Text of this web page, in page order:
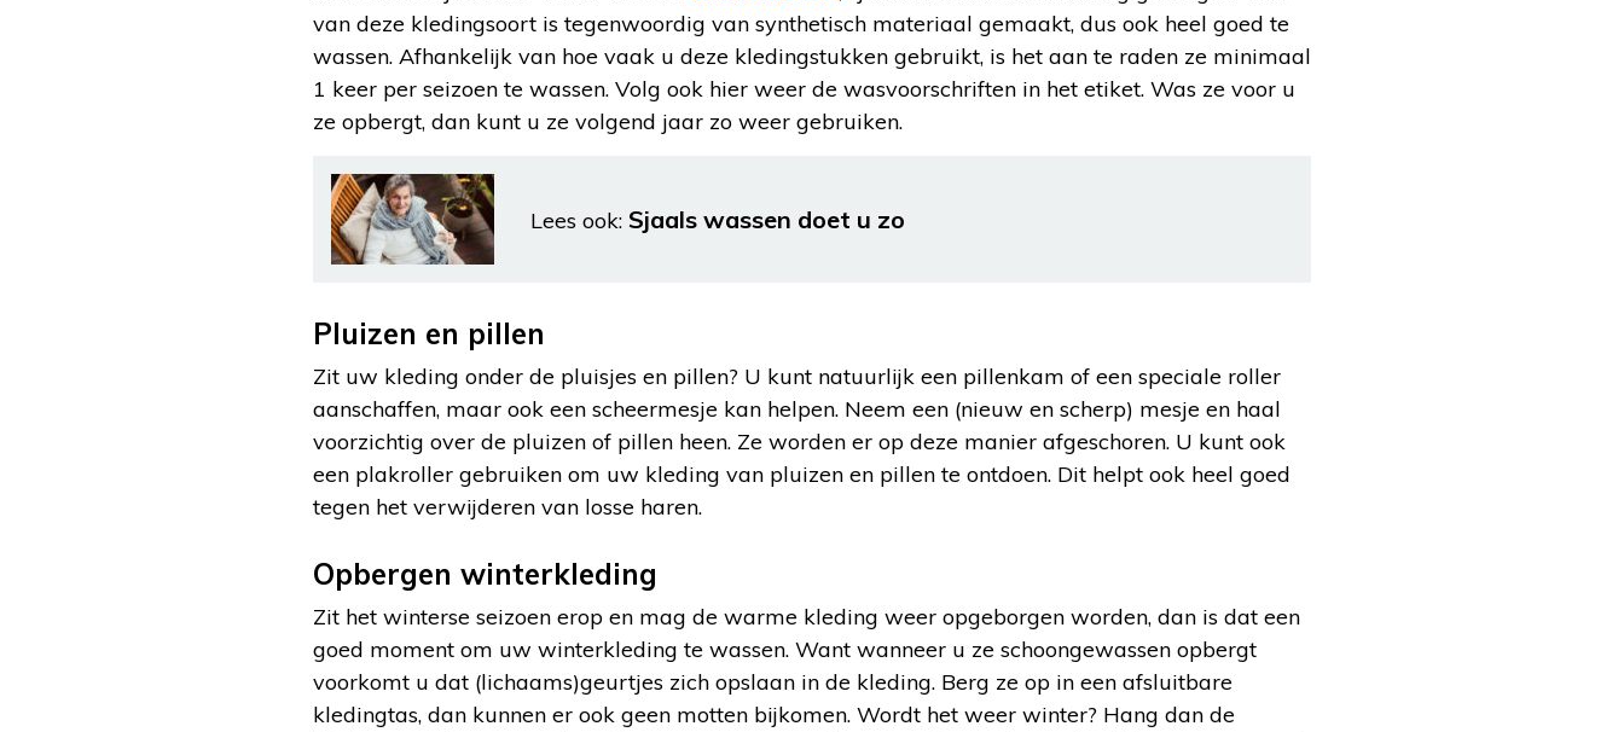
van deze kledingsoort is tegenwoordig van synthetisch materiaal gemaakt, dus ook heel goed te
wassen. Afhankelijk van hoe vaak u deze kledingstukken gebruikt, is het aan te raden ze minimaal
1 keer per seizoen te wassen. Volg ook hier weer de wasvoorschriften in het etiket. Was ze voor u
ze opbergt, dan kunt u ze volgend jaar zo weer gebruiken.
Lees ook: Sjaals wassen doet u zo
Pluizen en pillen
Zit uw kleding onder de pluisjes en pillen? U kunt natuurlijk een pillenkam of een speciale roller
aanschaffen, maar ook een scheermesje kan helpen. Neem een (nieuw en scherp) mesje en haal
voorzichtig over de pluizen of pillen heen. Ze worden er op deze manier afgeschoren. U kunt ook
een plakroller gebruiken om uw kleding van pluizen en pillen te ontdoen. Dit helpt ook heel goed
tegen het verwijderen van losse haren.
Opbergen winterkleding
Zit het winterse seizoen erop en mag de warme kleding weer opgeborgen worden, dan is dat een
goed moment om uw winterkleding te wassen. Want wanneer u ze schoongewassen opbergt
voorkomt u dat (lichaams)geurtjes zich opslaan in de kleding. Berg ze op in een afsluitbare
kledingtas, dan kunnen er ook geen motten bijkomen. Wordt het weer winter? Hang dan de